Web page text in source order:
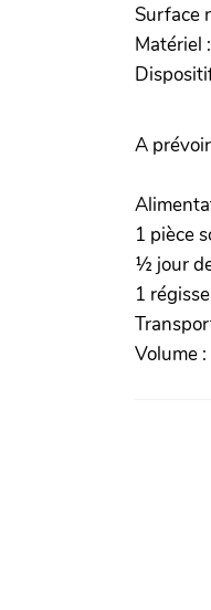
Surface
Matériel
A
1 pièce
½ jour
1
Volume